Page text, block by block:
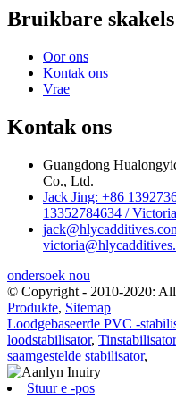
Bruikbare skakels
Oor ons
Kontak ons
Vrae
Kontak ons
Guangdong
Co., Ltd.
Jack Jing: +86
13352784634 /
ondersoek nou
© Copyright - 2010-2020:
Produkte, Sitemap
Loodgebaseerde PVC -
loodstabilisator,
saamgestelde stabilisator,
Stuur e -pos